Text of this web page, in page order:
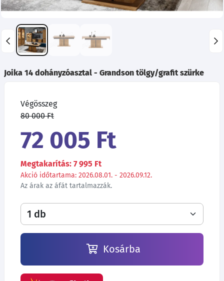
Joika 14 dohányzóasztal - Grandson tölgy/grafit szürke
Végösszeg
80 000 Ft
72 005 Ft
Megtakarítás: 7 995 Ft
Akció időtartama: 2026.08.01. - 2026.09.12.
Az árak az áfát tartalmazzák.
Kosárba